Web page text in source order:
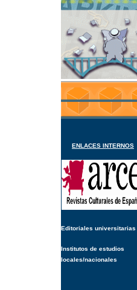
ENLACES INTERNOS
Editoriales universitarias
Institutos de estudios
locales/nacionales